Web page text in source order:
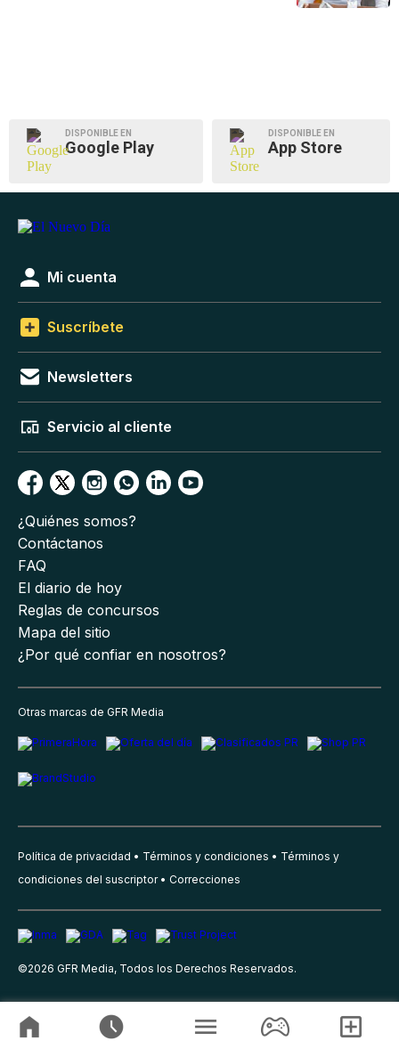
DISPONIBLE EN
Google Play
DISPONIBLE EN
App Store
Mi cuenta
Suscríbete
Newsletters
Servicio al cliente
¿Quiénes somos?
Contáctanos
FAQ
El diario de hoy
Reglas de concursos
Mapa del sitio
¿Por qué confiar en nosotros?
Otras marcas de GFR Media
Política de privacidad Términos y condiciones
Términos y
condiciones del suscriptor
Correcciones
©2026 GFR Media, Todos los Derechos Reservados.